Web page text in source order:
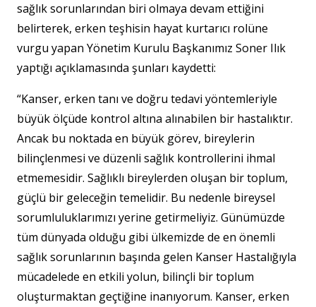
sağlık sorunlarından biri olmaya devam ettiğini
belirterek, erken teşhisin hayat kurtarıcı rolüne
vurgu yapan Yönetim Kurulu Başkanımız Soner Ilık
yaptığı açıklamasında şunları kaydetti:
“Kanser, erken tanı ve doğru tedavi yöntemleriyle
büyük ölçüde kontrol altına alınabilen bir hastalıktır.
Ancak bu noktada en büyük görev, bireylerin
bilinçlenmesi ve düzenli sağlık kontrollerini ihmal
etmemesidir. Sağlıklı bireylerden oluşan bir toplum,
güçlü bir geleceğin temelidir. Bu nedenle bireysel
sorumluluklarımızı yerine getirmeliyiz. Günümüzde
tüm dünyada olduğu gibi ülkemizde de en önemli
sağlık sorunlarının başında gelen Kanser Hastalığıyla
mücadelede en etkili yolun, bilinçli bir toplum
oluşturmaktan geçtiğine inanıyorum. Kanser, erken